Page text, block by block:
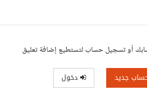
أو تسجيل حساب لتستطيع إضافة تعليق
جديد دخول